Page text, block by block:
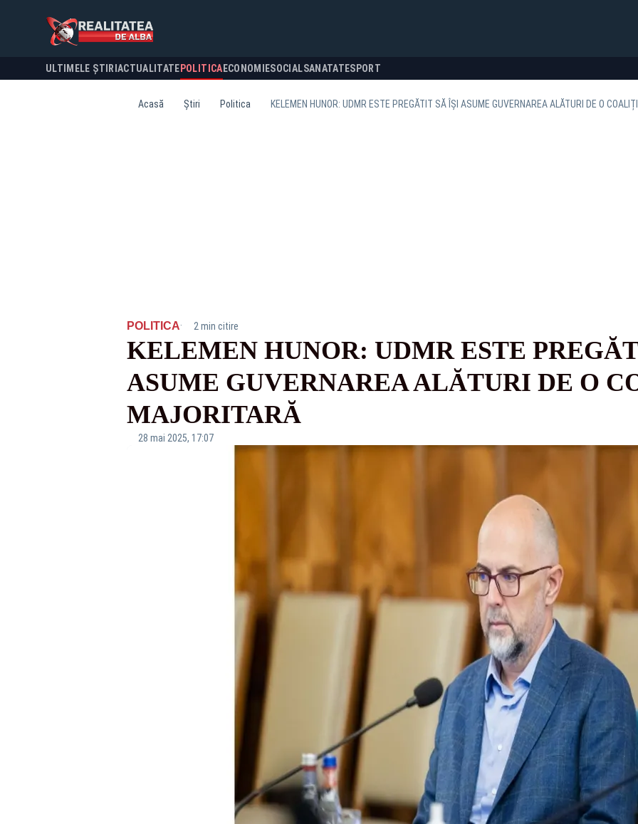
ULTIMELE ȘTIRI ACTUALITATE POLITICA ECONOMIESOCIALSANATATESPORT
Acasă Știri Politica KELEMEN HUNOR: UDMR ESTE PREGĂTIT SĂ ÎȘI ASUME GUVERNAREA ALĂTURI DE O
POLITICA· 2 min citire
KELEMEN HUNOR: UDMR ESTE
ASUME GUVERNAREA ALĂTURI DE O
MAJORITARĂ
28 mai 2025, 17:07